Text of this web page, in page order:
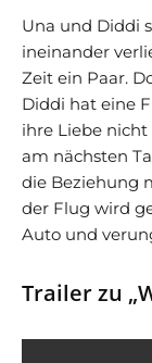
Una und Diddi
ineinander
Zeit ein Paar.
Diddi hat eine
ihre Liebe
am nächsten
die Beziehung
der Flug wird
Auto und
Trailer zu